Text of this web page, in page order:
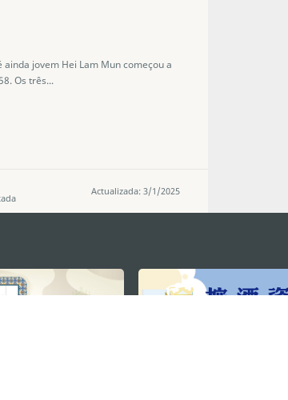
jovem Hei Lam Mun começou a
Os três...
Actualizada: 3/1/2025